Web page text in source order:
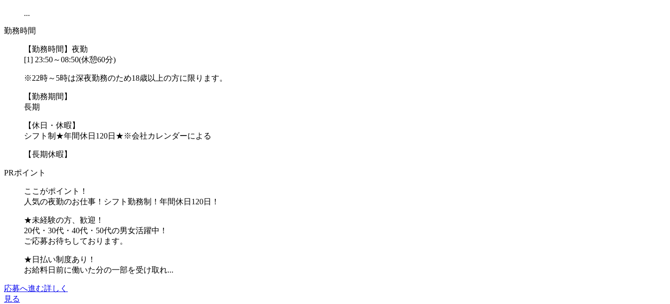
...
勤務時間
【勤務時間】夜勤
[1] 23:50～08:50(休憩60分)
※22時～5時は深夜勤務のため18歳以上の方に限ります。
【勤務期間】
長期
【休日・休暇】
シフト制★年間休日120日★※会社カレンダーによる
【長期休暇】
PRポイント
ここがポイント！
人気の夜勤のお仕事！シフト勤務制！年間休日120日！
★未経験の方、歓迎！
20代・30代・40代・50代の男女活躍中！
ご応募お待ちしております。
★日払い制度あり！
お給料日前に働いた分の一部を受け取れ...
応募へ進む詳しく
見る